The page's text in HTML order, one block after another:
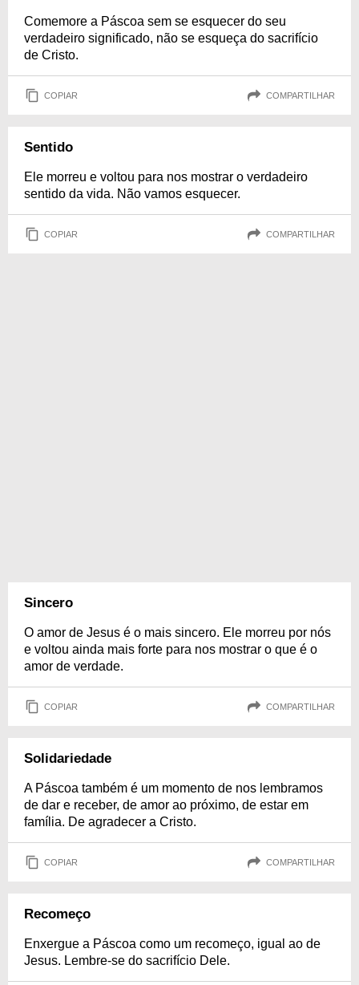
Comemore a Páscoa sem se esquecer do seu
verdadeiro significado, não se esqueça do sacrifício
de Cristo.
COPIAR COMPARTILHAR
Sentido
Ele morreu e voltou para nos mostrar o verdadeiro
sentido da vida. Não vamos esquecer.
COPIAR COMPARTILHAR
Sincero
O amor de Jesus é o mais sincero. Ele morreu por nós
e voltou ainda mais forte para nos mostrar o que é o
amor de verdade.
COPIAR COMPARTILHAR
Solidariedade
A Páscoa também é um momento de nos lembramos
de dar e receber, de amor ao próximo, de estar em
família. De agradecer a Cristo.
COPIAR COMPARTILHAR
Recomeço
Enxergue a Páscoa como um recomeço, igual ao de
Jesus. Lembre-se do sacrifício Dele.